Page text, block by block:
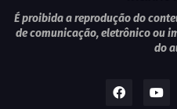
ANIVERSÁRIOS
APEXBRASIL
É proibida a reprodução do
de comunicação, eletrônico ou
do